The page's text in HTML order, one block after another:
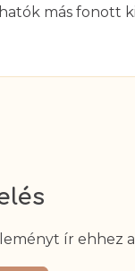
más fonott
ír ehhez